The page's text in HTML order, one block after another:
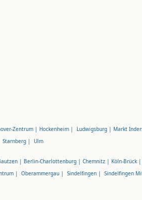
Zentrum | Hockenheim | Ludwigsburg | Markt
Starnberg | Ulm
| Berlin-Charlottenburg | Chemnitz | Köln-Brück |
| Oberammergau | Sindelfingen | Sindelfingen